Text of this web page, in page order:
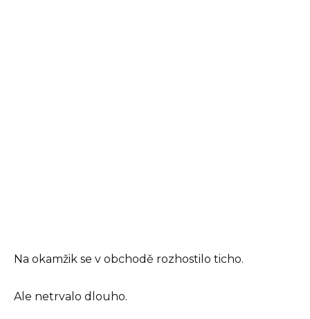
Na okamžik se v obchodě rozhostilo ticho.
Ale netrvalo dlouho.